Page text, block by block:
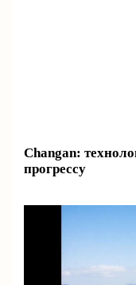
Changan:
прогрессу